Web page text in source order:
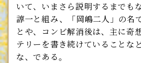
いて、いまさら説明するまでも
諄一と組み、「岡嶋二人」の名
とや、コンビ解消後は、主に奇
テリーを書き続けていることな
な、である。